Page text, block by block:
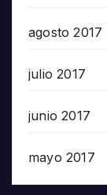
agosto 2017
julio 2017
junio 2017
mayo 2017